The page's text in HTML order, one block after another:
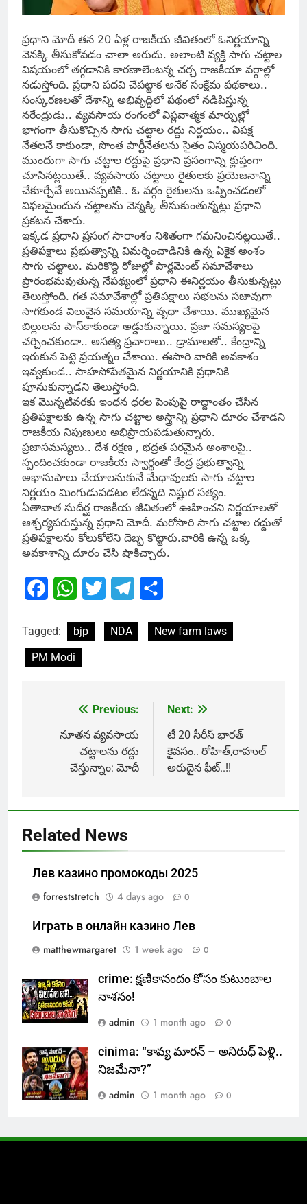
ప్ర‌ధాని మోదీ త‌న 20 ఏళ్ల రాజ‌కీయ జీవితంలో ఓనిర్ణ‌యాన్ని
వెన‌క్కి తీసుకోవ‌డం చాలా అరుదు. అలాంటి వ్య‌క్తి సాగు చ‌ట్టాల
విష‌యంలో త‌గ్గ‌డానికి కార‌ణాలేంట‌న్న చ‌ర్చ‌ రాజ‌కీయా వ‌ర్గాల్లో
న‌డుస్తోంది. ప్ర‌ధాని ప‌ద‌వి చేపట్టాక అనేక సంక్షేమ ప‌థకాలు..
సంస్క‌ర‌ణల‌తో దేశాన్ని అభివృద్ధిలో ప‌థంలో న‌డిపిస్తున్న
న‌రేంద్రుడు.. వ్యవసాయ రంగంలో విప్ల‌వాత్మ‌క మార్పుల్లో
భాగంగా తీసుకొచ్చిన సాగు చ‌ట్టాల ర‌ద్దు నిర్ణ‌యం.. విపక్ష
నేతలనే కాకుండా, సొంత పార్టీనేత‌లను సైతం విస్మ‌య‌ప‌రిచింది.
ముందుగా సాగు చ‌ట్టాల ర‌ద్దుపై ప్ర‌ధాని ప్ర‌సంగాన్ని క్లుప్తంగా
చూసిన‌ట్ల‌యితే.. వ్య‌వ‌సాయ చ‌ట్టాలు రైతుల‌కు ప్ర‌యెజ‌నాన్ని
చేకూర్చేవే అయిన‌ప్ప‌టికి.. ఓ వ‌ర్గం రైతుల‌ను ఒప్పించ‌డంలో
విఫ‌ల‌మైందున చ‌ట్టాల‌ను వెన్న‌క్కి తీసుకుంతున్నట్లు ప్ర‌ధాని
ప్ర‌క‌టన చేశారు.
ఇక్క‌డ ప్ర‌ధాని ప్ర‌సంగ సారాంశం నిశితంగా గ‌మ‌నించిన‌ట్ల‌యితే..
ప్ర‌తిప‌క్షాలు ప్ర‌భుత్వాన్ని విమ‌ర్శించాడినికి ఉన్న ఏకైక అంశం
సాగు చ‌ట్టాలు. మ‌రికొద్ది రోజుల్లో పార్ల‌మెంట్ స‌మావేశాలు
ప్రారంభ‌మవుతున్న నేప‌థ్యంలో ప్ర‌ధాని ఈనిర్ణ‌యం తీసుకున్న‌ట్లు
తెలుస్తోంది. గ‌త స‌మావేశాల్లో ప్ర‌తిప‌క్షాలు స‌భ‌ల‌ను స‌జావుగా
సాగ‌కుండ విలువైన స‌మయాన్ని వృథా చేశాయి. ముఖ్య‌మైన
బిల్లులను పాస్‌కాకుండా అడ్డుకున్నాయి. ప్ర‌జా స‌మ‌స్య‌ల‌పై
చ‌ర్చించ‌కుండా.. అసత్య ప్రచారాలు.. డ్రామాలతో.. కేంద్రాన్ని
ఇరుకున పెట్టె ప్ర‌య‌త్నం చేశాయి. ఈసారి వారికి అవ‌కాశం
ఇవ్వ‌కుండ.. సాహసోపేత‌మైన నిర్ణ‌యానికి ప్ర‌ధానికి
పూనుకున్నాడ‌ని తెలుస్తోంది.
ఇక మొన్న‌టివ‌ర‌కు ఇంధ‌న ధ‌ర‌ల పెంపుపై రాద్దాంతం చేసిన
ప్ర‌తిప‌క్షాల‌కు ఉన్న సాగు చట్టాల అస్త్రాన్ని ప్ర‌ధాని దూరం చేశాడ‌ని
రాజ‌కీయ నిపుణులు అభిప్రాయ‌ప‌డుతున్నారు.
ప్ర‌జాస‌మ‌స్య‌లు.. దేశ ర‌క్ష‌ణ , భ‌ద్ర‌త ప‌ర‌మైన అంశాల‌పై..
స్పందించ‌కుండా రాజ‌కీయ స్వార్థంతో కేంద్ర‌ ప్ర‌భుత్వాన్ని
అభాసుపాలు చేయాల‌నుకునే మేధావుల‌కు సాగు చ‌ట్టాల
నిర్ణ‌యం మింగుడుప‌డ‌టం లేద‌న్న‌ది నిష్టుర సత్యం.
ఏతావాత సుదీర్ఘ రాజ‌కీయ జీవితంలో ఊహించ‌ని నిర్ణ‌యాల‌తో
ఆశ్చ‌ర్య‌ప‌రుస్తున్న ప్ర‌ధాని మోదీ. మరోసారి సాగు చ‌ట్టాల ర‌ద్దుతో
ప్ర‌తిప‌క్షాలను కోలుకోలేని దెబ్బ కొట్టారు.వారికి ఉన్న ఒక్క
అవకాశాన్ని దూరం చేసి షాకిచ్చారు.
FacebookWhatsApp
Twitter Telegram
Tagged: bjp NDA
New farm laws
PM Modi
navigation
Previous:
నూతన వ్యవసాయ
చట్టాలను రద్దు
చేస్తున్నాం: మోదీ
Next:
టీ 20 సీరీస్ భారత్
కైవసం.. రోహిత్,రాహుల్
అరుదైన ఫీట్..!!
Related News
Лев казино промокоды 2025
forreststretch
4 days ago 0
Играть в онлайн казино Лев
matthewmargaret
1 week ago 0
crime: క్షణికానందం కోసం కుటుంబాల
నాశనం!
admin
1 month ago 0
cinima: “కావ్య మారన్ – అనిరుధ్ పెళ్లి..
నిజమేనా?”
admin
1 month ago 0